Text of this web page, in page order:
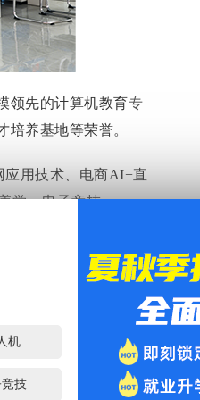
领先的计算机教育专
养基地等荣誉。
用技术、电商AI+直
学、电子竞技、
机
技